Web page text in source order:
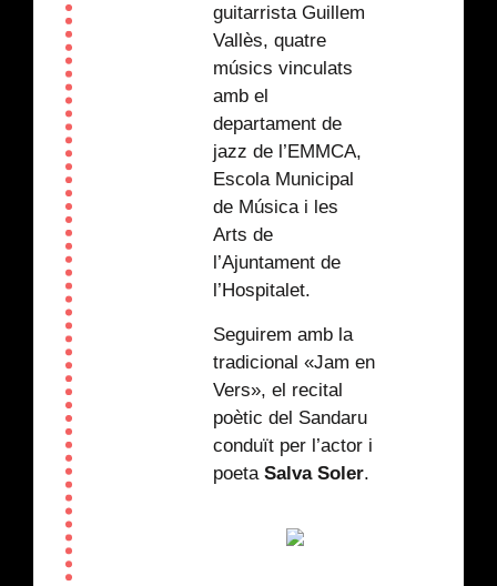
guitarrista Guillem
Vallès, quatre
músics vinculats
amb el
departament de
jazz de l’EMMCA,
Escola Municipal
de Música i les
Arts de
l’Ajuntament de
l’Hospitalet.
Seguirem amb la
tradicional «Jam en
Vers», el recital
poètic del Sandaru
conduït per l’actor i
poetaSalva Soler.